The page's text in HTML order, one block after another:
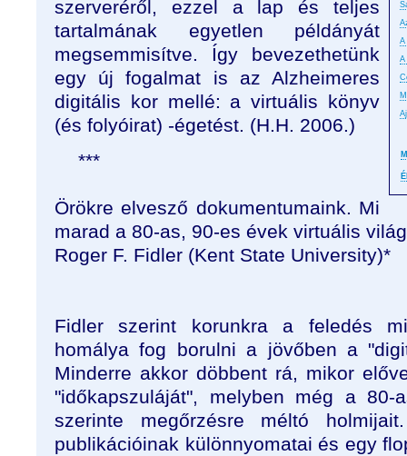
A
A
szerveréről, ezzel a lap és teljes
tartalmának egyetlen példányát
megsemmisítve. Így bevezethetünk
egy új fogalmat is az Alzheimeres
digitális kor mellé: a virtuális könyv
(és folyóirat) -égetést. (H.H. 2006.)
***
Örökre elvesző dokumentumaink. Mi
marad a 80-as, 90-es évek virtuális
Roger F. Fidler (Kent State University)*
Fidler szerint korunkra a feledés
homálya fog borulni a jövőben a
Minderre akkor döbbent rá, mikor
"időkapszuláját", melyben még a
szerinte megőrzésre méltó
publikációinak különnyomatai és egy